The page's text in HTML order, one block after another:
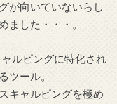
が向いていないらし
ました・・・。
ルピングに特化され
ツール。
キャルピングを極め